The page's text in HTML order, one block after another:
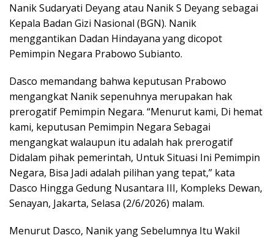
Nanik Sudaryati Deyang atau Nanik S Deyang sebagai
Kepala Badan Gizi Nasional (BGN). Nanik
menggantikan Dadan Hindayana yang dicopot
Pemimpin Negara Prabowo Subianto.
Dasco memandang bahwa keputusan Prabowo
mengangkat Nanik sepenuhnya merupakan hak
prerogatif Pemimpin Negara. “Menurut kami, Di hemat
kami, keputusan Pemimpin Negara Sebagai
mengangkat walaupun itu adalah hak prerogatif
Didalam pihak pemerintah, Untuk Situasi Ini Pemimpin
Negara, Bisa Jadi adalah pilihan yang tepat,” kata
Dasco Hingga Gedung Nusantara III, Kompleks Dewan,
Senayan, Jakarta, Selasa (2/6/2026) malam.
Menurut Dasco, Nanik yang Sebelumnya Itu Wakil